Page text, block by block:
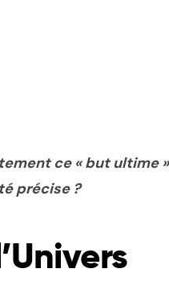
ce « but ultime
précise ?